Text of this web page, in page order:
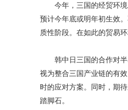
今年，三国的经贸环境
预计今年底或明年初生效
质性阶段。在如此的贸易
韩中日三国的合作对半
视为整合三国产业链的有
时的应对方案。同时，期
踏脚石。